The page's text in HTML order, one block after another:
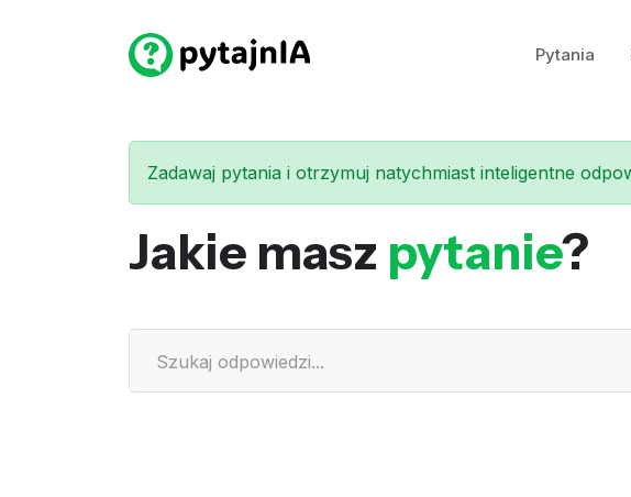
Pytania
Zadawaj pytania i otrzymuj natychmiast inteligentne
Jakie masz pytanie?